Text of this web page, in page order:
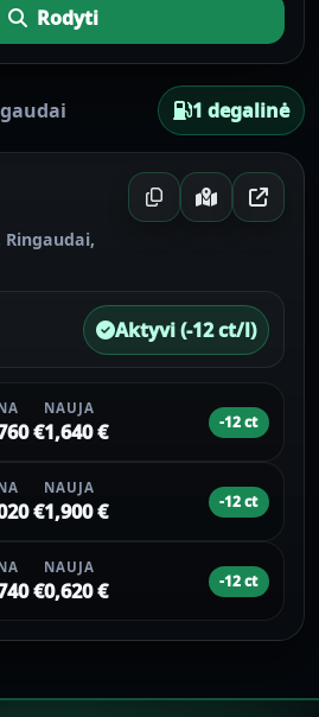
Rodyti
1 degalinė
Ringaudai,
Aktyvi (-12 ct/l)
€
NAUJA
1,640 € -12 ct
€
NAUJA
1,900 € -12 ct
€
NAUJA
0,620 € -12 ct